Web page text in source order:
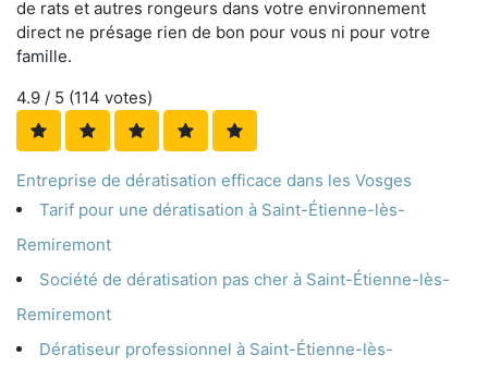
de rats et autres rongeurs dans votre environnement
direct ne présage rien de bon pour vous ni pour votre
famille.
4.9 / 5 (114 votes)
Entreprise de dératisation efficace dans les Vosges
Tarif pour une dératisation à Saint-Étienne-lès-
Remiremont
Société de dératisation pas cher à Saint-Étienne-lès-
Remiremont
Dératiseur professionnel à Saint-Étienne-lès-